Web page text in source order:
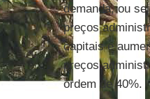
demanda, ou
preços
capitais e
preços
ordem de 40%.